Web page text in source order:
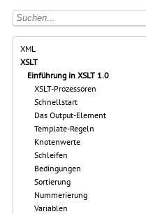
XML
XSLT
Einführung in XSLT 1.0
XSLT-Prozessoren
Schnellstart
Das Output-Element
Template-Regeln
Knotenwerte
Schleifen
Bedingungen
Sortierung
Nummerierung
Variablen